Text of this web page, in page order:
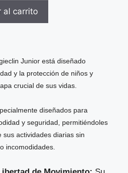
al carrito
Junior está diseñado
y la protección de niños y
crucial de sus vidas.
diseñados para
y seguridad, permitiéndoles
actividades diarias sin
incomodidades.